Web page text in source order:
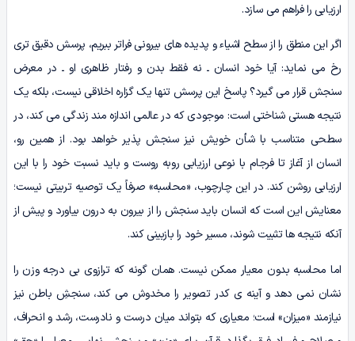
ارزیابی را فراهم می سازد.
اگر این منطق را از سطح اشیاء و پدیده های بیرونی فراتر ببریم، پرسش دقیق تری
رخ می نماید: آیا خود انسان ـ نه فقط بدن و رفتار ظاهری او ـ در معرض
سنجش قرار می گیرد؟ پاسخ این پرسش تنها یک گزاره اخلاقی نیست، بلکه یک
نتیجه هستی شناختی است: موجودی که در عالمی اندازه مند زندگی می کند، در
سطحی متناسب با شأن خویش نیز سنجش پذیر خواهد بود. از همین رو،
انسان از آغاز تا فرجام با نوعی ارزیابی روبه روست و باید نسبت خود را با این
ارزیابی روشن کند. در این چارچوب، «محاسبه» صرفاً یک توصیه تربیتی نیست؛
معنایش این است که انسان باید سنجش را از بیرون به درون بیاورد و پیش از
آنکه نتیجه ها تثبیت شوند، مسیر خود را بازبینی کند.
اما محاسبه بدون معیار ممکن نیست. همان گونه که ترازوی بی درجه وزن را
نشان نمی دهد و آینه ی کدر تصویر را مخدوش می کند، سنجشِ باطن نیز
نیازمند «میزان» است؛ معیاری که بتواند میان درست و نادرست، رشد و انحراف،